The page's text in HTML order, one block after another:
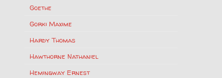
Goethe
Gorki Maxime
Hardy Thomas
Hawthorne Nathaniel
Hemingway Ernest